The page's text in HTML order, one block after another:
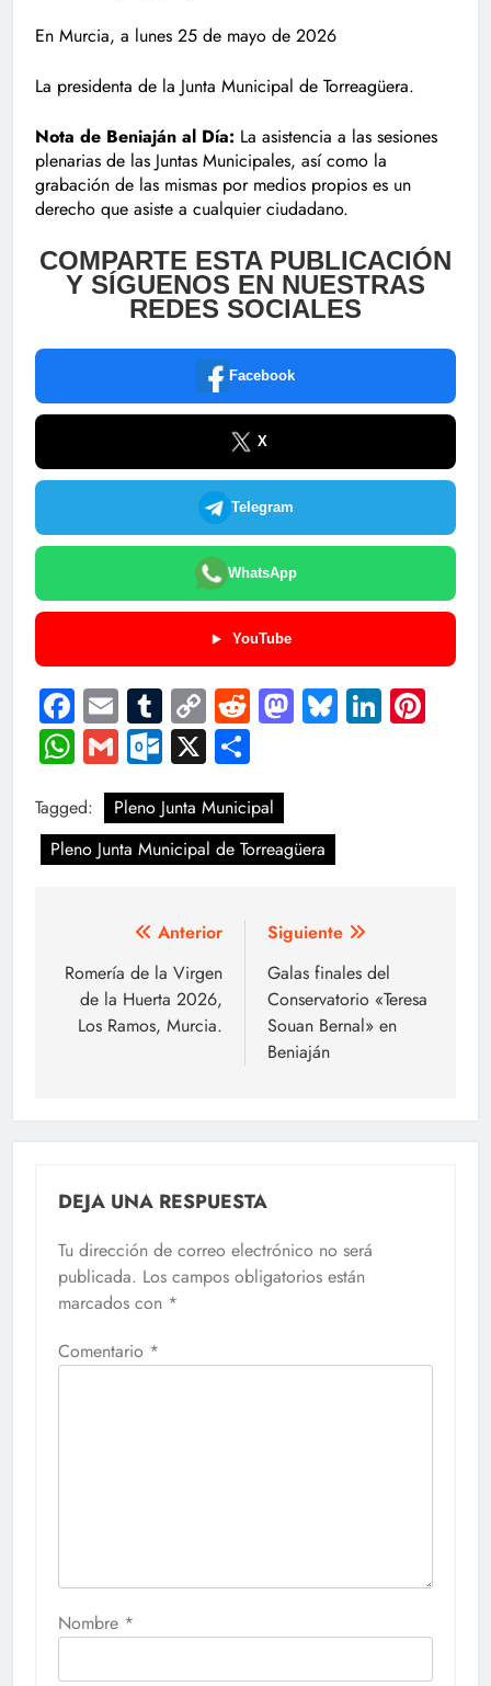
En Murcia, a lunes 25 de mayo de 2026
La presidenta de la Junta Municipal de Torreagüera.
Nota de Beniaján al Día: La asistencia a las sesiones
plenarias de las Juntas Municipales, así como la
grabación de las mismas por medios propios es un
derecho que asiste a cualquier ciudadano.
COMPARTE ESTA PUBLICACIÓN
Y SÍGUENOS EN NUESTRAS
REDES SOCIALES
Facebook
X
Telegram
WhatsApp
YouTube
Facebook
EmailTumblr
Copy
Link
RedditMastodon
Bluesky
WhatsApp
GmailOutlook.com
X
Tagged:
Pleno Junta Municipal
Pleno Junta Municipal de Torreagüera
Navegación
de
entradas
Anterior
Romería de la Virgen
de la Huerta 2026,
Los Ramos, Murcia.
Siguiente
Galas finales del
Conservatorio «Teresa
Souan Bernal» en
Beniaján
DEJA UNA RESPUESTA
Tu dirección de correo electrónico no será
publicada. Los campos obligatorios están
marcados con *
Comentario *
Nombre *